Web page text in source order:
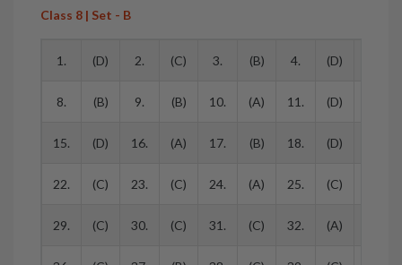
Class 8 | Set - B
1. (D) 2. (C) 3. (B) 4. (D)
8. (B) 9. (B) 10. (A) 11. (D)
15. (D) 16. (A) 17. (B) 18. (D)
22. (C) 23. (C) 24. (A) 25. (C)
29. (C) 30. (C) 31. (C) 32. (A)